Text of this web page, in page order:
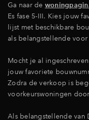
Ga naar de
Es fase 5-III. Kies jouw
lijst met beschikbare
als belangstellende
Mocht je al
jouw favoriete
Zodra de verkoop is
voorkeurswoningen
Als belangstellende van